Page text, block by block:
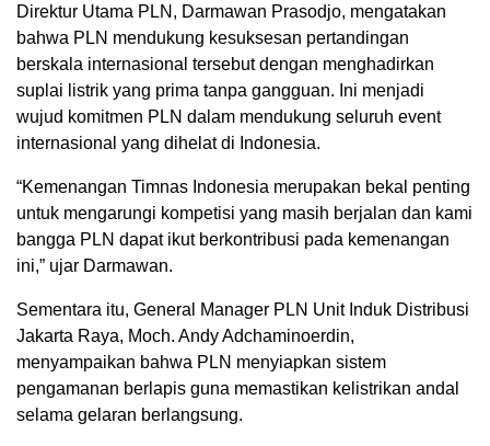
Direktur Utama PLN, Darmawan Prasodjo, mengatakan
bahwa PLN mendukung kesuksesan pertandingan
berskala internasional tersebut dengan menghadirkan
suplai listrik yang prima tanpa gangguan. Ini menjadi
wujud komitmen PLN dalam mendukung seluruh event
internasional yang dihelat di Indonesia.
“Kemenangan Timnas Indonesia merupakan bekal penting
untuk mengarungi kompetisi yang masih berjalan dan kami
bangga PLN dapat ikut berkontribusi pada kemenangan
ini,” ujar Darmawan.
Sementara itu, General Manager PLN Unit Induk Distribusi
Jakarta Raya, Moch. Andy Adchaminoerdin,
menyampaikan bahwa PLN menyiapkan sistem
pengamanan berlapis guna memastikan kelistrikan andal
selama gelaran berlangsung.